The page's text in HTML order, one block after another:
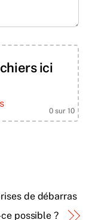
ici
0sur 10
de débarras
possible ?